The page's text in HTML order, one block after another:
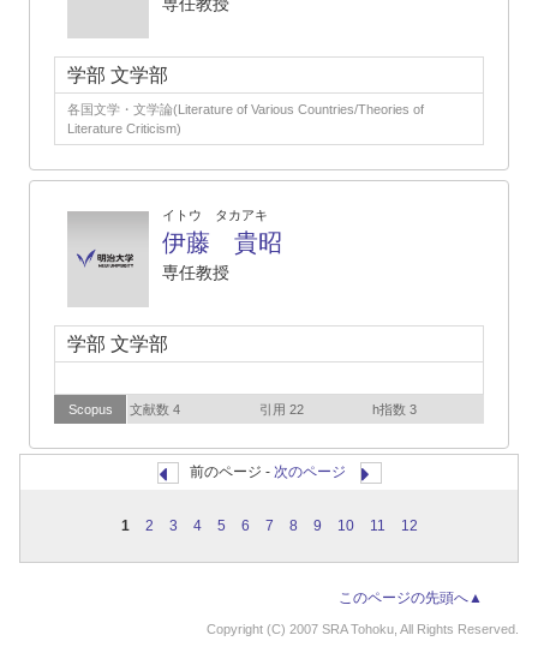
学部 文学部
各国文学・文学論(Literature of Various Countries/Theories of
Literature Criticism)
イトウ タカアキ
伊藤 貴昭
専任教授
学部 文学部
Scopus 文献数 4 引用 22 h指数 3
前のページ - 次のページ
1 2 3 4 5 6 7 8 9 10 11 12
このページの先頭へ▲
Copyright (C) 2007 SRA Tohoku, All Rights Reserved.